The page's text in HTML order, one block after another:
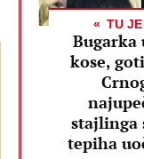
TU
kose,
stajlinga
tepiha